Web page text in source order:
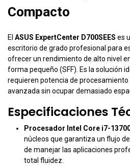
Compacto
El ASUS ExpertCenter D700SEES es
escritorio de grado profesional para
ofrecer un rendimiento de alto nivel
forma pequeño (SFF). Es la solución
requieren potencia de procesamiento
avanzada sin ocupar demasiado
Especificaciones
Procesador Intel Core i7-
núcleos que garantiza un flujo
de manejar las aplicaciones
total fluidez.